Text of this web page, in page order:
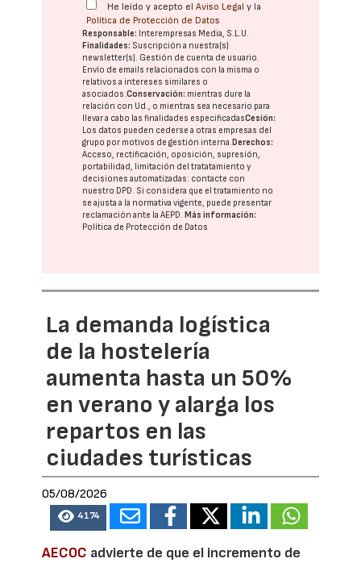
He leído y acepto elAviso Legal y la
Política de Protección de Datos
Responsable: Interempresas Media, S.L.U.
Finalidades: Suscripción a nuestra(s)
newsletter(s). Gestión de cuenta de usuario.
Envío de emails relacionados con la misma o
relativos a intereses similares o
asociados.Conservación: mientras dure la
relación con Ud., o mientras sea necesario para
llevar a cabo las finalidades especificadasCesión:
Los datos pueden cederse a otras empresas del
grupo por motivos de gestión interna. Derechos:
Acceso, rectificación, oposición, supresión,
portabilidad, limitación del tratatamiento y
decisiones automatizadas: contacte con
nuestro DPD. Si considera que el tratamiento no
se ajusta a la normativa vigente, puede presentar
reclamación ante laAEPD. Más información:
Política de Protección de Datos
La demanda logística
de la hostelería
aumenta hasta un 50%
en verano y alarga los
repartos en las
ciudades turísticas
05/08/2026
4174
AECOC advierte de que el incremento de